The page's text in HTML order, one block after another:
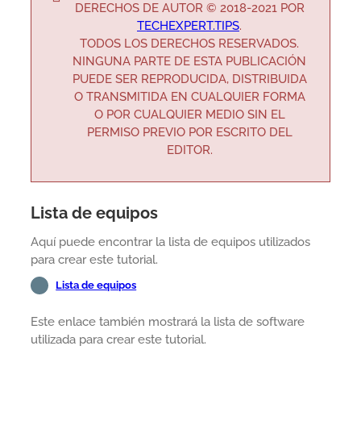
DERECHOS DE AUTOR © 2018-2021 POR
TECHEXPERT.TIPS.
TODOS LOS DERECHOS RESERVADOS.
NINGUNA PARTE DE ESTA PUBLICACIÓN
PUEDE SER REPRODUCIDA, DISTRIBUIDA
O TRANSMITIDA EN CUALQUIER FORMA
O POR CUALQUIER MEDIO SIN EL
PERMISO PREVIO POR ESCRITO DEL
EDITOR.
Lista de equipos
Aquí puede encontrar la lista de equipos utilizados
para crear este tutorial.
Lista de equipos
Este enlace también mostrará la lista de software
utilizada para crear este tutorial.